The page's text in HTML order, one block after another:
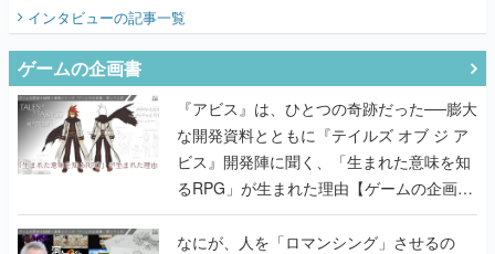
インタビューの記事一覧
ゲームの企画書
『アビス』は、ひとつの奇跡だった──膨大
な開発資料とともに『テイルズ オブ ジ ア
ビス』開発陣に聞く、「生まれた意味を知
るRPG」が生まれた理由【ゲームの企画
書】
なにが、人を「ロマンシング」させるの